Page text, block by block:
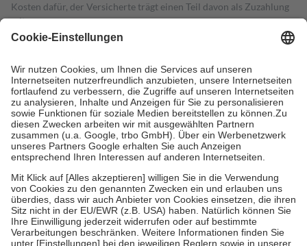
Kosten dafür, der Versicherte trägt einen Teil davon als Zuzahlung
mit.
Grundsätzlich leisten Mitglieder Zuzahlungen in Höhe von zehn
höchstens zehn Euro.
Es sind jedoch nie mehr als die tatsächlichen
Kosten der Leistung zu entrichten.
Diese Regeln gelten grundsätzlich auch für Online-Apotheken.
Bei Heilmitteln und häuslicher Krankenpflege beträgt die
Zuzahlung zehn Prozent der Kosten sowie zehn Euro je
Verordnung.
Um das Engagement der Versicherten für ihre eigene Gesundheit zu
stärken und die besondere Stellung der Familie zu unterstützen,
fallenkeine Zuzahlungenan bei:
• Kindern und Jugendlichen bis zum vollendeten 18. Lebensjahr
mit Ausnahme der Fahrkosten
• Untersuchungen zur Vorsorge und Früherkennung, die von der
GKV getragen werden